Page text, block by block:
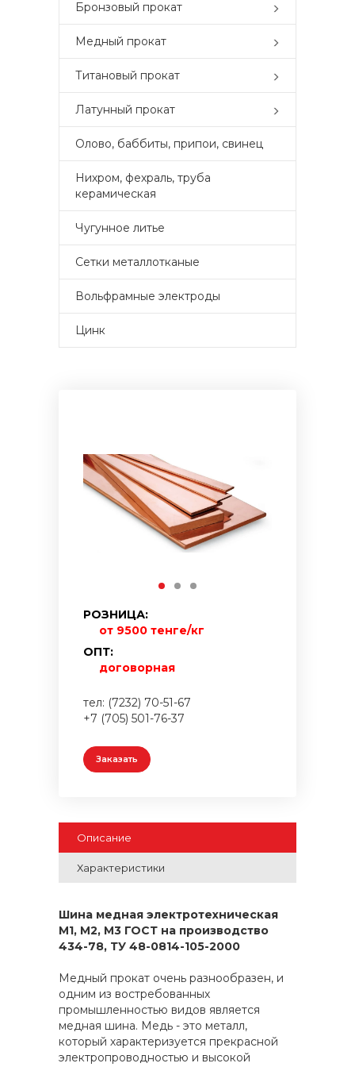
Бронзовый прокат
Медный прокат
Титановый прокат
Латунный прокат
Олово, баббиты, припои, свинец
Нихром, фехраль, труба
керамическая
Чугунное литье
Сетки металлотканые
Вольфрамные электроды
Цинк
РОЗНИЦА:
от 9500 тенге/кг
ОПТ:
договорная
тел: (7232) 70-51-67
+7 (705) 501-76-37
Заказать
Описание
Характеристики
Шина медная электротехническая
М1, М2, М3 ГОСТ на производство
434-78, ТУ 48-0814-105-2000
Медный прокат очень разнообразен, и
одним из востребованных
промышленностью видов является
медная шина. Медь - это металл,
который характеризуется прекрасной
электропроводностью и высокой